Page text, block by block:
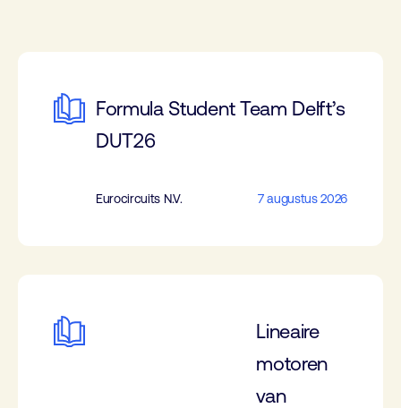
Formula Student Team Delft’s
DUT26
Eurocircuits N.V. 7 augustus 2026
Lineaire
motoren
van